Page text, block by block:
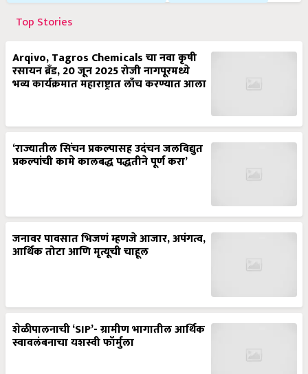
Top Stories
Arqivo, Tagros Chemicals चा नवा कृषी
रसायन ब्रँड, 20 जून 2025 रोजी नागपूरमध्ये
भव्य कार्यक्रमात महाराष्ट्रात लाँच करण्यात आला
‘राज्यातील सिंचन प्रकल्पासह उदंचन जलविद्युत
प्रकल्पांची कामे कालबद्ध पद्धतीने पूर्ण करा’
जनावर पावसात भिजणं म्हणजे आजार, अपंगत्व,
आर्थिक तोटा आणि मृत्यूची चाहूल
शेळीपालनाची ‘SIP’- ग्रामीण भागातील आर्थिक
स्वावलंबनाचा यशस्वी फॉर्मुला